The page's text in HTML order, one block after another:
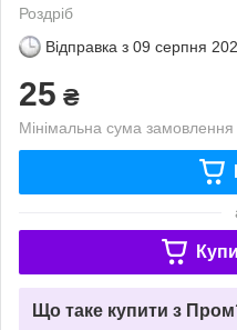
Роздріб
Відправка з 09 серпня
25 ₴
Мінімальна сума
Що таке купити з